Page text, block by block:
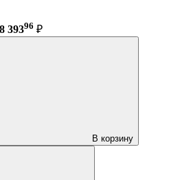
8 39396 ₽
В корзину